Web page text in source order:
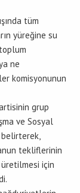
tüm
yüreğine su
ne
komisyonunun
grup
ve Sosyal
belirterek,
tekliflerinin
için